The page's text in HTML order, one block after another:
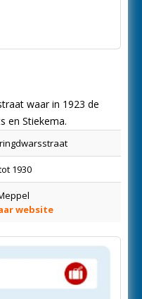
waar in 1923 de
en Stiekema.
1930
website